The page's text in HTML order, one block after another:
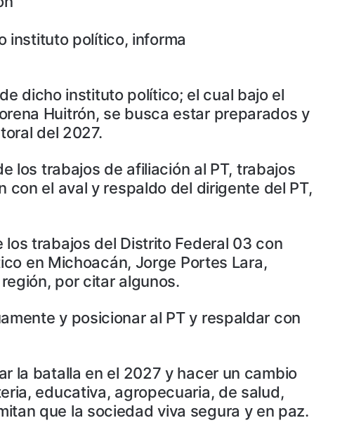
instituto político, informa
dicho instituto político; el cual bajo el
Huitrón, se busca estar preparados y
del 2027.
los trabajos de afiliación al PT, trabajos
el aval y respaldo del dirigente del PT,
trabajos del Distrito Federal 03 con
en Michoacán, Jorge Portes Lara,
por citar algunos.
y posicionar al PT y respaldar con
la batalla en el 2027 y hacer un cambio
educativa, agropecuaria, de salud,
que la sociedad viva segura y en paz.